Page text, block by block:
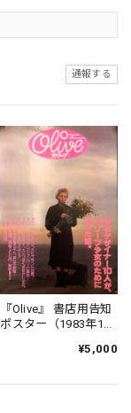
通報する
『Olive』 書店用告知
ポスター（1983年10
¥5,000